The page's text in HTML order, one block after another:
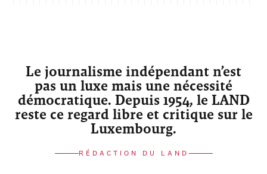
Le journalisme indépendant n’est
pas un luxe mais une nécessité
démocratique. Depuis 1954, le LAND
reste ce regard libre et critique sur le
Luxembourg.
RÉDACTION DU LAND